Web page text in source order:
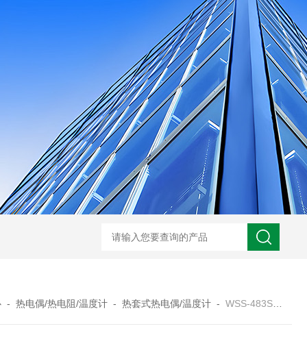
WRN-530直角弯头热电偶 WRNK-231D炉管刀刃热电
-热电偶/热电阻/温度计 -热套式热电偶/温度计 -WSS-483S热套式双金属温度计